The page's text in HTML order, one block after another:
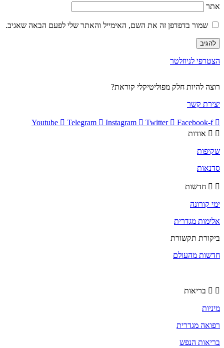
אתר
שמור בדפדפן זה את השם, האימייל והאתר שלי לפעם הבאה שאגיב.
הצטרפי לניוזלטר
רוצה להיות חלק מפוליטיקלי קוראת?
יצירת קשר
Youtube Telegram Instagram Twitter
Facebook-f
אודות
שקיפות
סדנאות
חדשות
ימי קורונה
אלימות מגדרית
ביקורת תקשורת
חדשות מהעולם
בריאות
מיניות
רפואה מגדרית
בריאות הנפש